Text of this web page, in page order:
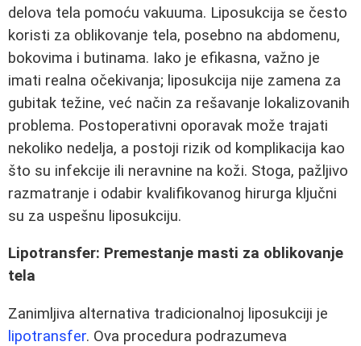
delova tela pomoću vakuuma. Liposukcija se često
koristi za oblikovanje tela, posebno na abdomenu,
bokovima i butinama. Iako je efikasna, važno je
imati realna očekivanja; liposukcija nije zamena za
gubitak težine, već način za rešavanje lokalizovanih
problema. Postoperativni oporavak može trajati
nekoliko nedelja, a postoji rizik od komplikacija kao
što su infekcije ili neravnine na koži. Stoga, pažljivo
razmatranje i odabir kvalifikovanog hirurga ključni
su za uspešnu liposukciju.
Lipotransfer: Premestanje masti za oblikovanje
tela
Zanimljiva alternativa tradicionalnoj liposukciji je
lipotransfer. Ova procedura podrazumeva